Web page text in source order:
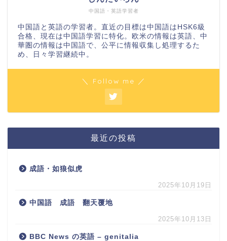
中国語・英語学習者
中国語と英語の学習者。直近の目標は中国語はHSK6級
合格、現在は中国語学習に特化。欧米の情報は英語、中
華圏の情報は中国語で、公平に情報収集し処理するた
め、日々学習継続中。
＼ Follow me ／
最近の投稿
成語・如狼似虎
2025年10月19日
中国語 成語 翻天覆地
2025年10月13日
BBC News の英語 – genitalia